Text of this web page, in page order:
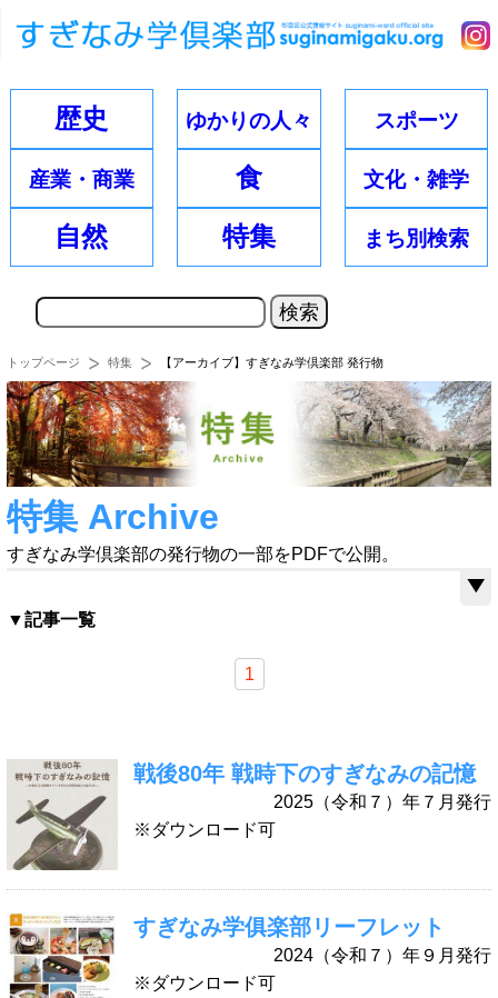
歴史 ゆかりの人々 スポーツ
産業・ 商業 食 文化・雑学
自然 特集 まち別検索
トップページ 特集 【アーカイブ】すぎなみ学倶楽部 発行物
特集 Archive
すぎなみ学倶楽部の発行物の一部をPDFで公開。
▼記事一覧
1
戦後80年 戦時下のすぎなみの記憶
2025（令和７）年７月発行
※ダウンロード可
すぎなみ学俱楽部リーフレット
2024（令和７）年９月発行
※ダウンロード可